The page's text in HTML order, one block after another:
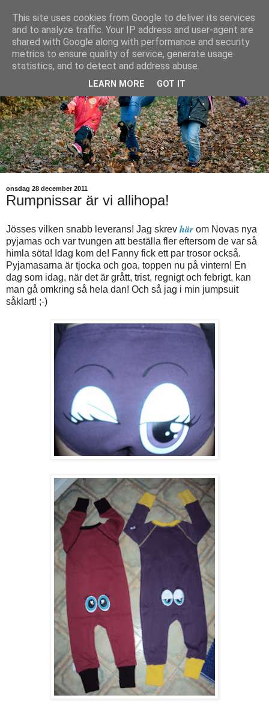
onsdag 28 december 2011
Rumpnissar är vi allihopa!
Jösses vilken snabb leverans! Jag skrev här om Novas nya
pyjamas och var tvungen att beställa fler eftersom de var så
himla söta! Idag kom de! Fanny fick ett par trosor också.
Pyjamasarna är tjocka och goa, toppen nu på vintern! En
dag som idag, när det är grått, trist, regnigt och febrigt, kan
man gå omkring så hela dan! Och så jag i min jumpsuit
såklart! ;-)
This site uses cookies from Google to deliver its services
and to analyze traffic. Your IP address and user-agent are
shared with Google along with performance and security
metrics to ensure quality of service, generate usage
statistics, and to detect and address abuse.
LEARN MORE GOT IT